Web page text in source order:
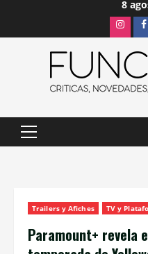
8
Menú
Trailers y Afiches TV y
Paramount+ revela